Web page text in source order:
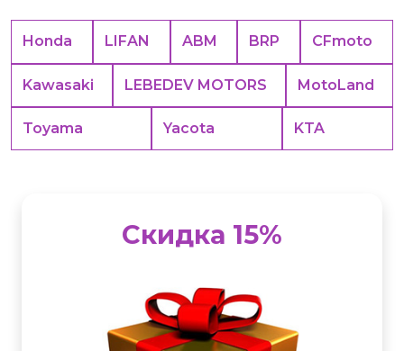
Honda LIFAN ABM BRP CFmoto
Kawasaki LEBEDEV MOTORS MotoLand
Toyama Yacota KTA
Скидка 15%